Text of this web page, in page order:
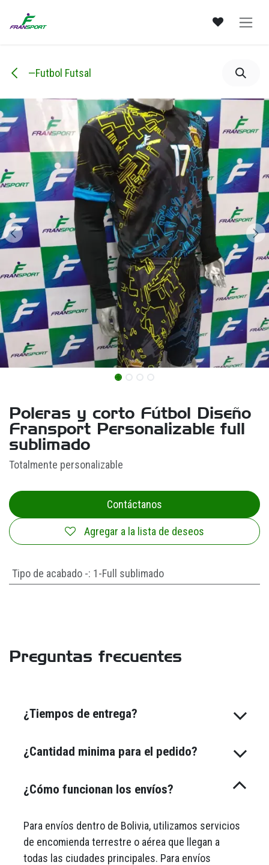
—Futbol Futsal
Poleras y corto Fútbol Diseño
Fransport Personalizable full
sublimado
Totalmente personalizable
Contáctanos
Agregar a la lista de deseos
Tipo de acabado -: 1-Full sublimado
Preguntas frecuentes
¿Tiempos de entrega?
¿Cantidad minima para el pedido?
¿Cómo funcionan los envíos?
Para envíos dentro de Bolivia, utilizamos servicios
de encomienda terrestre o aérea que llegan a
todas las ciudades principales. Para envíos